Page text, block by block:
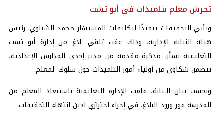
تحرش معلم بتلميذات في أبو تشت
وتأتي التحقيقات تنفيذًا لتكليفات المستشار محمد الشناوي، رئيس
هيئة النيابة الإدارية، وذلك عقب تلقي بلاغ من إدارة أبو تشت
التعليمية بشأن مذكرة مقدمة من مدير إحدى المدارس الإعدادية،
تتضمن شكاوى من أولياء أمور التلميذات حول سلوك المعلم.
وبحسب بيان النيابة، قامت الإدارة التعليمية باستبعاد المعلم من
المدرسة فور ورود البلاغ، في إجراء احترازي لحين انتهاء التحقيقات.